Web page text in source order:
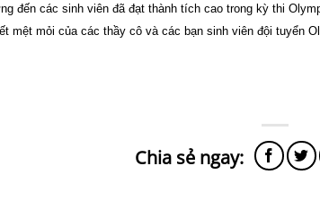
đến các sinh viên đã đạt thành tích cao trong kỳ thi
mệt mỏi của các thầy cô và các bạn sinh viên đội tuyển